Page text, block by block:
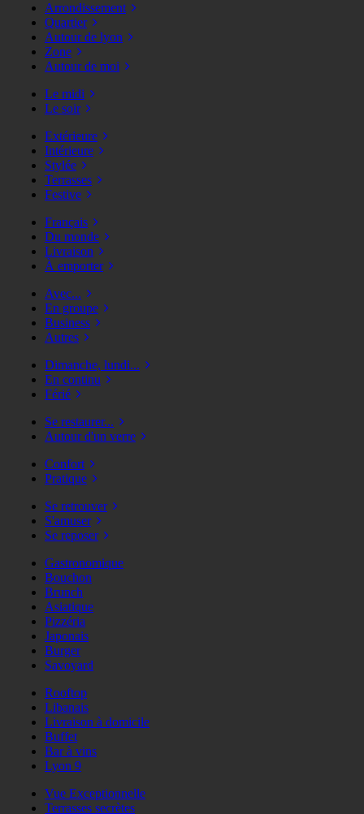
Arrondissement
Quartier
Autour de lyon
Zone
Autour de moi
Le midi
Le soir
Extérieure
Intérieure
Stylée
Terrasses
Festive
Français
Du monde
Livraison
À emporter
Avec...
En groupe
Business
Autres
Dimanche, lundi...
En continu
Férié
Se restaurer...
Autour d'un verre
Confort
Pratique
Se retrouver
S'amuser
Se reposer
Gastronomique
Bouchon
Brunch
Asiatique
Pizzéria
Japonais
Burger
Savoyard
Rooftop
Libanais
Livraison à domicile
Buffet
Bar à vins
Lyon 9
Vue Exceptionnelle
Terrasses secrètes